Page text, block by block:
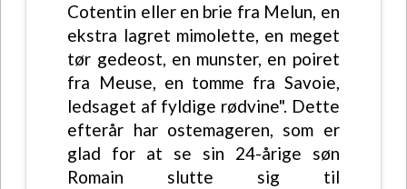
Cotentin eller en brie fra Melun, en
ekstra lagret mimolette, en meget
tør gedeost, en munster, en poiret
fra Meuse, en tomme fra Savoie,
ledsaget af fyldige rødvine". Dette
efterår har ostemageren, som er
glad for at se sin 24-årige søn
Romain slutte sig til